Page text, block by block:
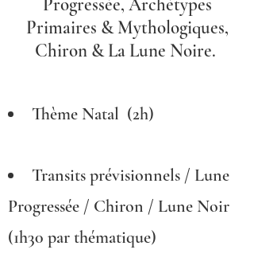
Progressée, Archétypes
Primaires & Mythologiques,
Chiron & La Lune Noire.
Thème Natal (2h)
Transits prévisionnels / Lune
Progressée / Chiron / Lune Noir
(1h30 par thématique)